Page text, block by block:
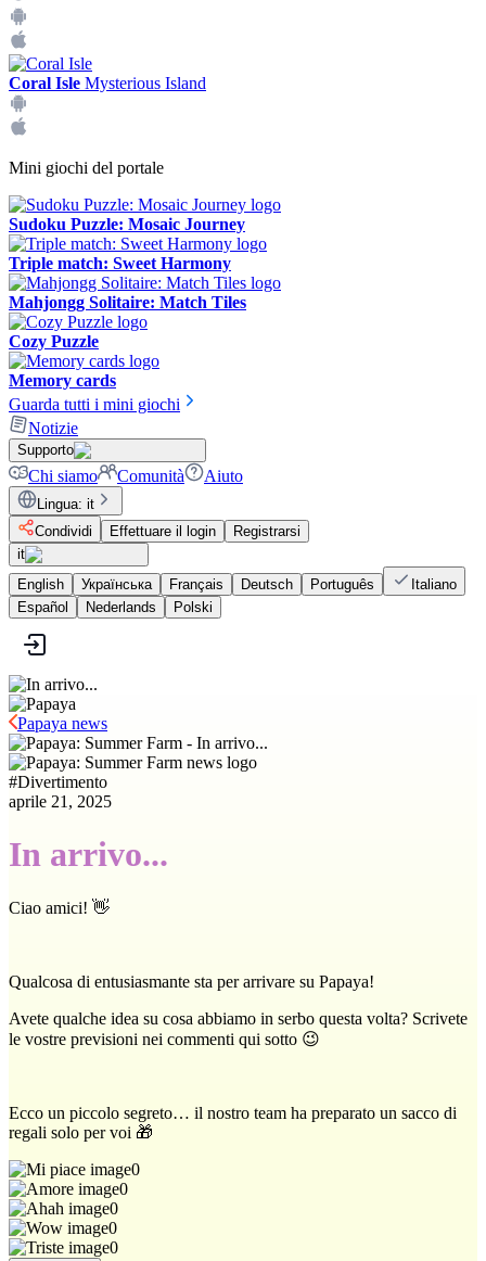
Coral Isle Mysterious Island
Mini giochi del portale
Sudoku Puzzle: Mosaic Journey
Triple match: Sweet Harmony
Mahjongg Solitaire: Match Tiles
Cozy Puzzle
Memory cards
Guarda tutti i mini giochi
Notizie
Supporto
Chi siamo Comunità Aiuto
Lingua: it
Condividi
Effettuare il login
Registrarsi
it
English
Українська Français Deutsch Português
Italiano
Español
Nederlands Polski
Papaya news
#Divertimento
aprile 21, 2025
In arrivo...
Ciao amici! 👋
Qualcosa di entusiasmante sta per arrivare su Papaya!
Avete qualche idea su cosa abbiamo in serbo questa volta? Scrivete
le vostre previsioni nei commenti qui sotto 😉
Ecco un piccolo segreto… il nostro team ha preparato un sacco di
regali solo per voi 🎁
0
0
0
0
0